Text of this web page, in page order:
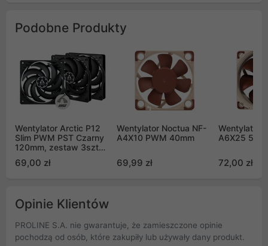
Podobne Produkty
Wentylator Arctic P12
Slim PWM PST Czarny
120mm, zestaw 3szt
(ACFAN00275A)
69,00 zł
Wentylator Noctua NF-
A4X10 PWM 40mm
69,99 zł
Wentylator
A6X25 5V
72,00 zł
Opinie Klientów
PROLINE S.A. nie gwarantuje, że zamieszczone opinie
pochodzą od osób, które zakupiły lub używały dany produkt.